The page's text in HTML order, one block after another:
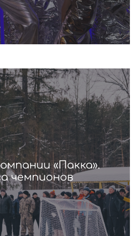
«Пакка».
чемпионов